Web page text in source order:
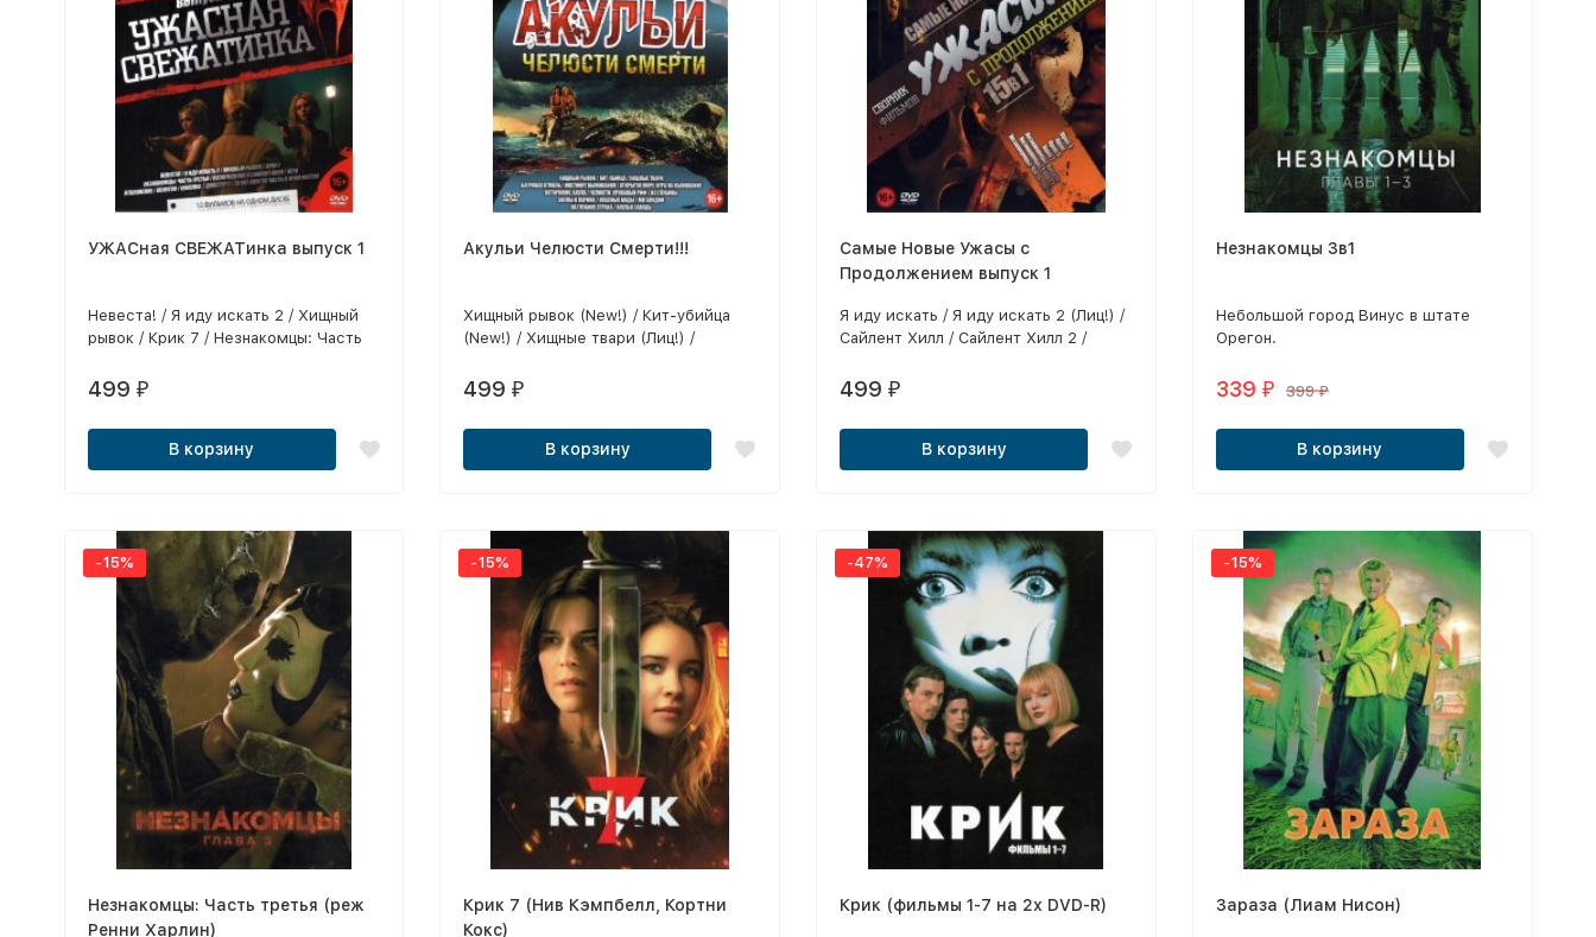
УЖАСная СВЕЖАТинка выпуск 1
Невеста! / Я иду искать 2 / Хищный
рывок / Крик 7 / Незнакомцы: Часть
/ Йети / Отклонение / Полутон /
Часть II. Храм костей Все позиции в
лицензионном качестве!!!
499 ₽
В корзину
Акульи Челюсти Смерти!!!
Хищный рывок (New!) / Кит-убийца
(New!) / Хищные твари (Лиц!) /
выживания (Лиц!) / Открытое море:
Осторожно, акула / Челюсти.
Кровавый риф / Из глубины / Акулы в
Париже / Опасные воды / Мегалодон /
499₽
В корзину
Самые Новые Ужасы с
Продолжением выпуск 1
Я иду искать / Я иду искать 2 (Лиц!) /
Сайлент Хилл / Сайлент Хилл 2 /
Крик / Крик 2 / Крик 3 / Крик 4 / Крик
Начало / Незнакомцы. Глава 2 /
Незнакомцы: Часть третья (Лиц!)
499 ₽
В корзину
Незнакомцы 3в1
Небольшой город Винус в штате
Орегон.
339 ₽ 399₽
В корзину
-15%
Незнакомцы: Часть третья (реж
Ренни Харлин)
-15%
Крик 7 (Нив Кэмпбелл, Кортни
Кокс)
-47%
Крик (фильмы 1-7 на 2х DVD-R)
-15%
Зараза (Лиам Нисон)